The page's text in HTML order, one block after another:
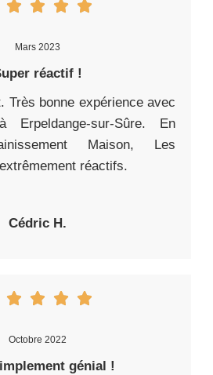
Mars 2023
réactif !
Très bonne expérience avec
Erpeldange-sur-Sûre. En
Maison, Les
réactifs.
Cédric H.
Octobre 2022
génial !